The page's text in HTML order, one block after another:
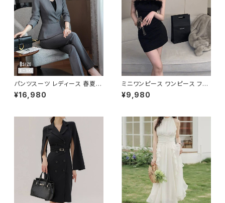
パンツスーツ レディース 春夏
秋冬 春 夏 秋 冬 黒 紺 スーツ
上下セット 2点セット ジャケット
ビジネススーツ ロング パンツス
ーツ ロングパンツ ペプラム ノー
カラースーツ ペプラムジャケット
レディーススーツ 大きいサイズ
オフィス OL オフィスカジュアル
ビジネス 結婚式 パーティー お
呼ばれ ブラック ネイビー グレ
ー S M L XL 2XL 3XL 4XL 5
XL 10代 20代 30代 40代 C-
WAW1079
¥16,980
ミニワンピース ワンピース フェ
ザーデザイン タイトワンピース
チューブトップ レディース 春夏
ワンピドレス OL エレガント フ
ォーマル ブラック ボルドー ホワ
イト 大きいサイズ きれいめ ドレ
スワンピース お呼ばれ 韓国 フ
ァッション オフィスカジュアル 韓
国風 キャバドレス ナイトドレス
ナイトワンピ カジュアル 10代 2
0代 30代 40代 C-OSS0127
¥9,980